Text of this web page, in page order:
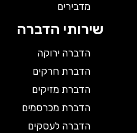
מדבירים
שירותי הדברה
הדברה ירוקה
הדברת חרקים
הדברת מזיקים
הדברת מכרסמים
הדברה לעסקים